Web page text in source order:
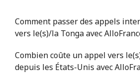
Tunisia
Ligne fixe ⁦94.5¢⁩ 5
Comment passer des appels
vers le(s)/la Tonga avec
Combien coûte un appel vers
depuis les États-Unis avec